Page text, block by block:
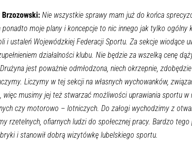
Brzozowski: Nie wszystkie sprawy mam już do końca
ponadto moje plany i koncepcje to nic innego jak tylko ogólny
i ustaleń Wojewódzkiej Federacji Sportu. Za sekcje wiodące
działalności klubu. Nie będzie za wszelką cenę
jest poważnie odmłodzona, niech okrzepnie,
Liczymy w tej sekcji na własnych wychowanków,
więc musimy jej też stwarzać możliwości uprawiania sportu
czy motorowo – lotniczych. Do załogi wychodzimy z
rzetelnych, ofiarnych ludzi do społecznej pracy. Bardzo
i stanowił dobrą wizytówkę lubelskiego sportu.